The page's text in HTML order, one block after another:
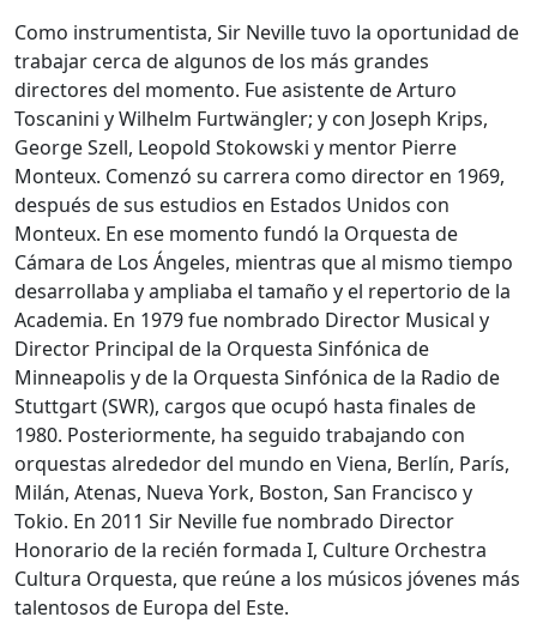
Como instrumentista, Sir Neville tuvo la oportunidad de
trabajar cerca de algunos de los más grandes
directores del momento. Fue asistente de Arturo
Toscanini y Wilhelm Furtwängler; y con Joseph Krips,
George Szell, Leopold Stokowski y mentor Pierre
Monteux. Comenzó su carrera como director en 1969,
después de sus estudios en Estados Unidos con
Monteux. En ese momento fundó la Orquesta de
Cámara de Los Ángeles, mientras que al mismo tiempo
desarrollaba y ampliaba el tamaño y el repertorio de la
Academia. En 1979 fue nombrado Director Musical y
Director Principal de la Orquesta Sinfónica de
Minneapolis y de la Orquesta Sinfónica de la Radio de
Stuttgart (SWR), cargos que ocupó hasta finales de
1980. Posteriormente, ha seguido trabajando con
orquestas alrededor del mundo en Viena, Berlín, París,
Milán, Atenas, Nueva York, Boston, San Francisco y
Tokio. En 2011 Sir Neville fue nombrado Director
Honorario de la recién formada I, Culture Orchestra
Cultura Orquesta, que reúne a los músicos jóvenes más
talentosos de Europa del Este.